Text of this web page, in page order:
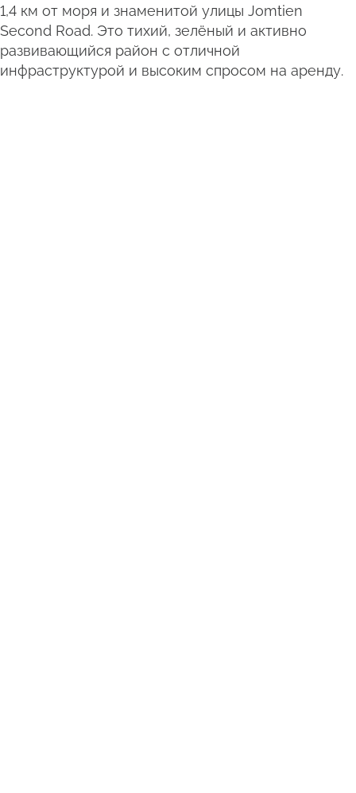
1,4 км от моря и знаменитой улицы Jomtien
Second Road. Это тихий, зелёный и активно
развивающийся район с отличной
инфраструктурой и высоким спросом на аренду.